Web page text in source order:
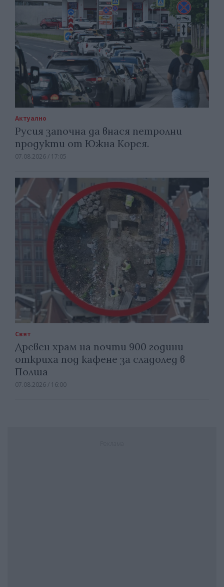
Актуално
Русия започна да внася петролни
продукти от Южна Корея.
07.08.2026 / 17:05
Свят
Древен храм на почти 900 години
откриха под кафене за сладолед в
Полша
07.08.2026 / 16:00